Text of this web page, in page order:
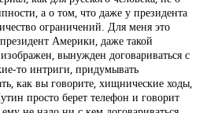
а о том, что даже у президента
ограничений. Для меня это
Америки, даже такой
вынужден договариваться с
то интриги, придумывать
как вы говорите, хищнические ходы,
просто берет телефон и говорит